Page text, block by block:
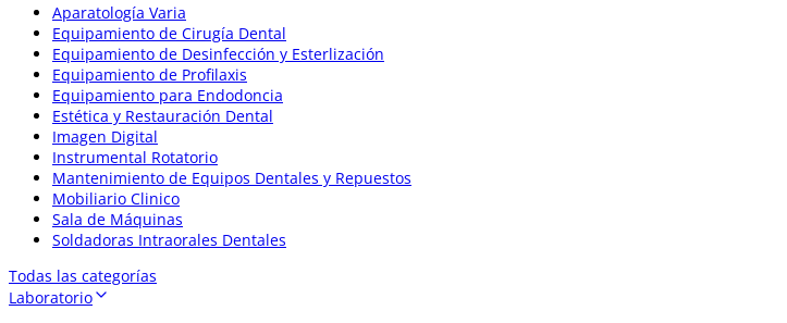
Aparatología Varia
Equipamiento de Cirugía Dental
Equipamiento de Desinfección y Esterlización
Equipamiento de Profilaxis
Equipamiento para Endodoncia
Estética y Restauración Dental
Imagen Digital
Instrumental Rotatorio
Mantenimiento de Equipos Dentales y Repuestos
Mobiliario Clinico
Sala de Máquinas
Soldadoras Intraorales Dentales
Todas las categorías
Laboratorio